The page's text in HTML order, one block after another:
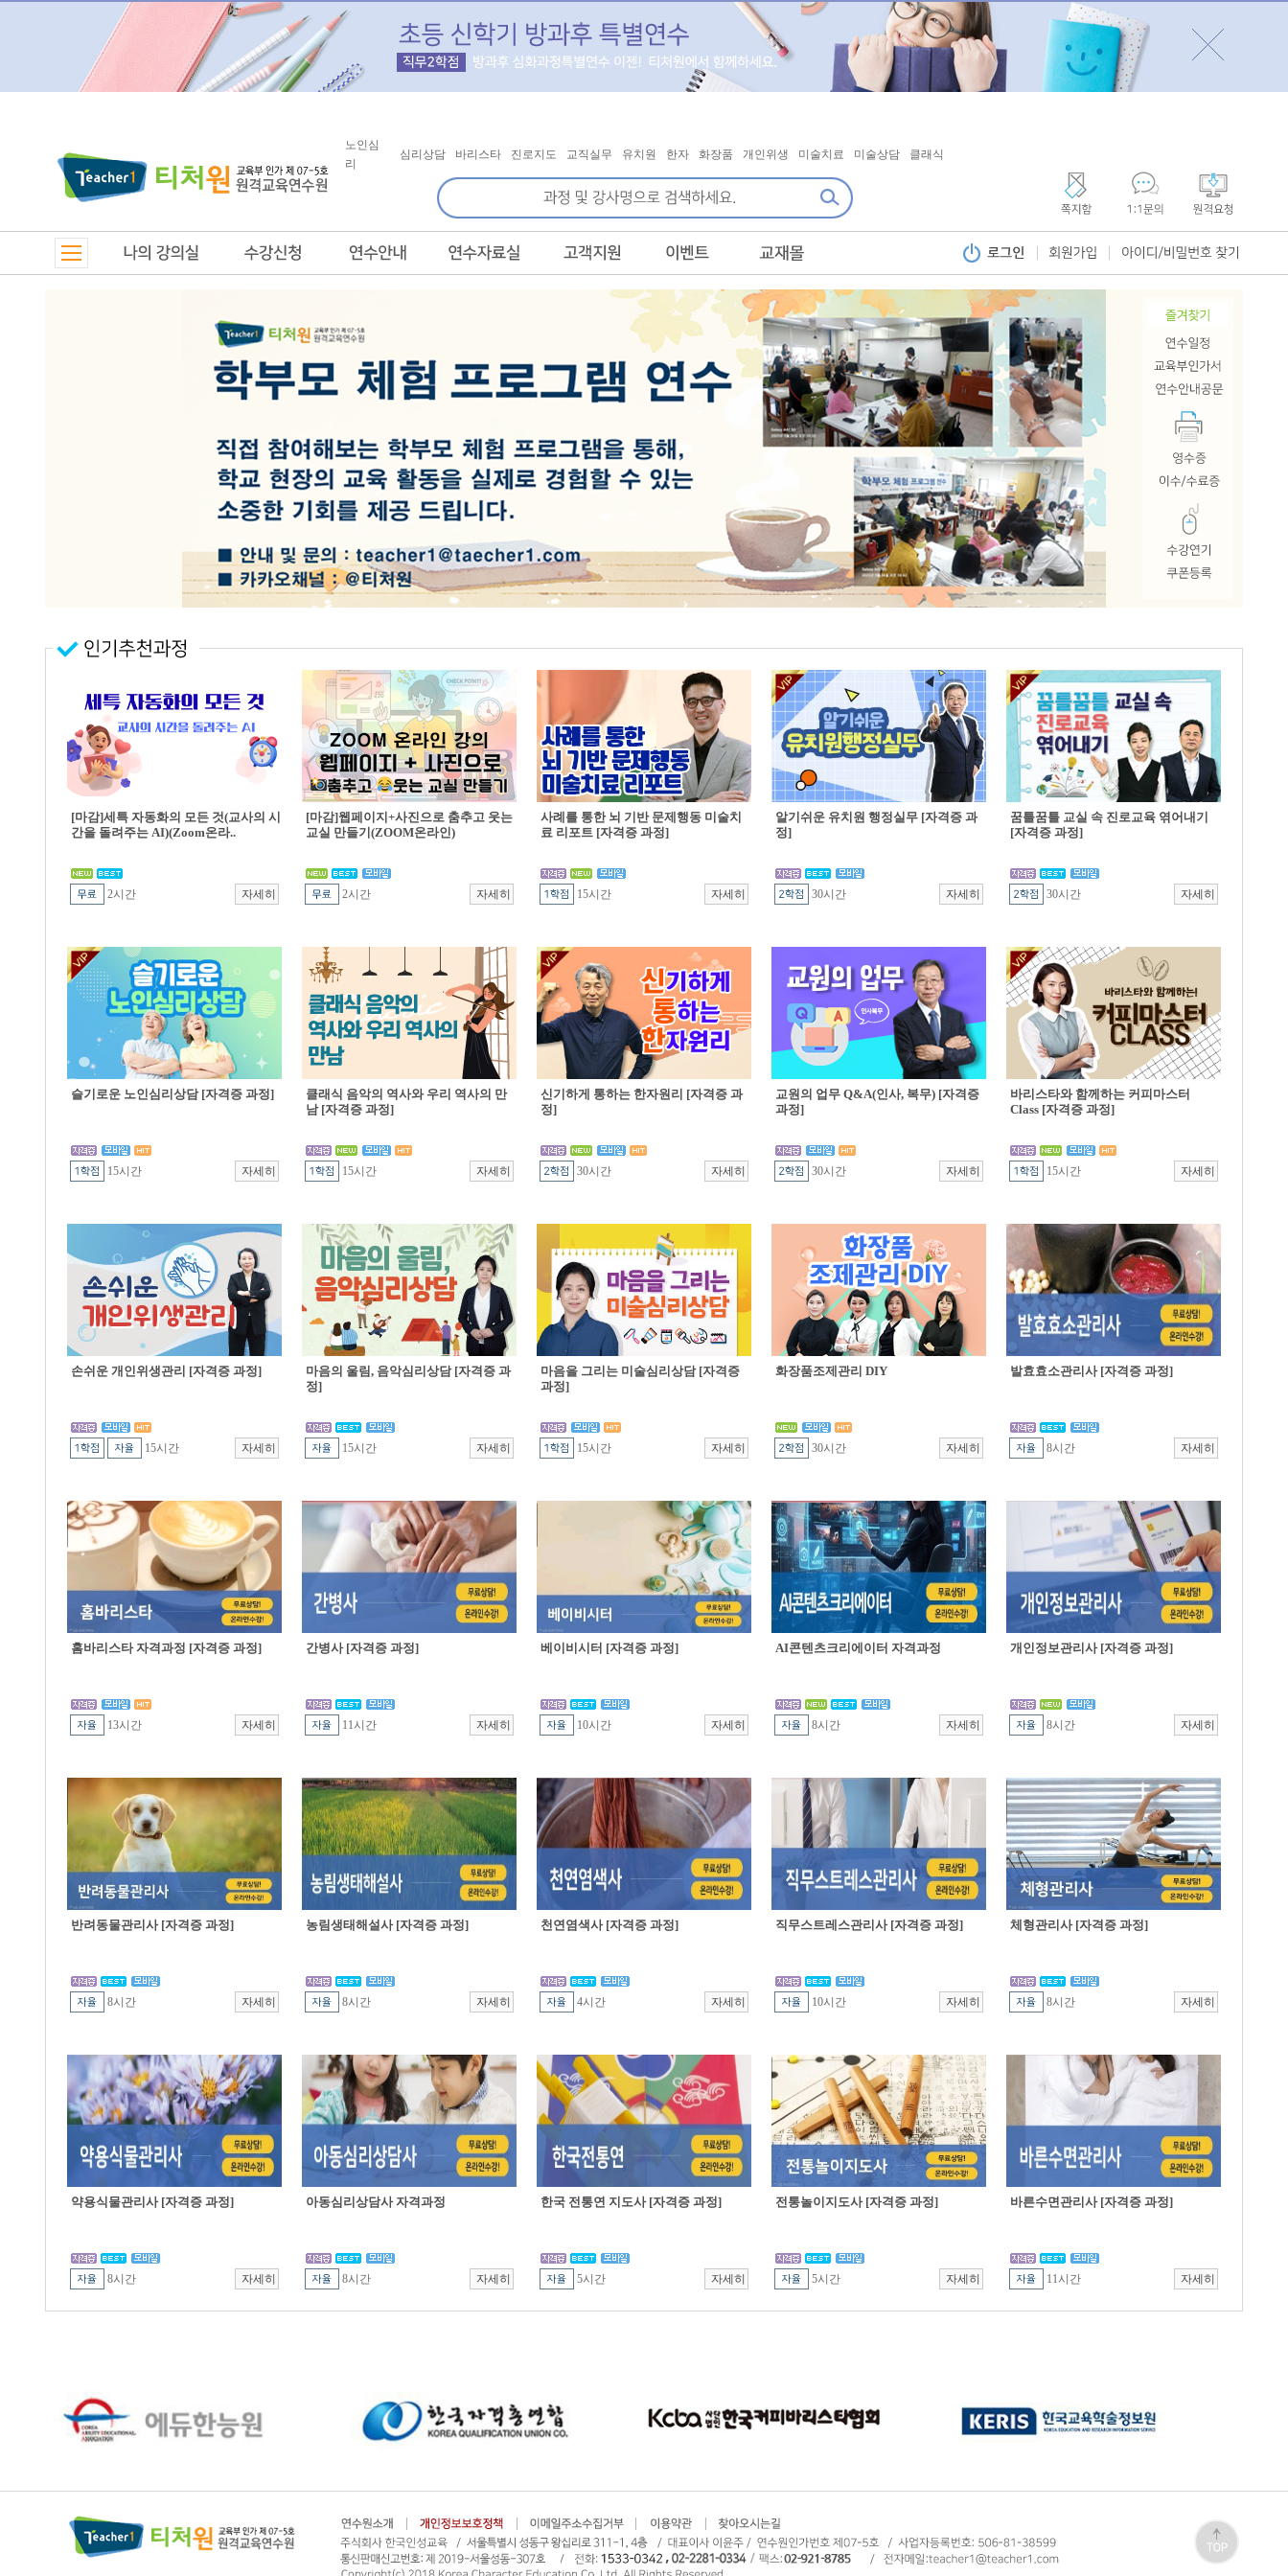
노인심
리
심리상담 바리스타 진로지도 교직실무 유치원 한자 화장품 개인위생 미술치료 미술상담 클래식
[마감]세특 자동화의 모든 것(교사의 시
간을 돌려주는 AI)(Zoom온라..
2시간
[마감]웹페이지+사진으로 춤추고 웃는
교실 만들기(ZOOM온라인)
2시간
사례를 통한 뇌 기반 문제행동 미술치
료 리포트 [자격증 과정]
15시간
알기쉬운 유치원 행정실무 [자격증 과
정]
30시간
꿈틀꿈틀 교실 속 진로교육 엮어내기
[자격증 과정]
30시간
슬기로운 노인심리상담 [자격증 과정]
15시간
클래식 음악의 역사와 우리 역사의 만
남 [자격증 과정]
15시간
신기하게 통하는 한자원리 [자격증 과
정]
30시간
교원의 업무 Q&A(인사, 복무) [자격증
과정]
30시간
바리스타와 함께하는 커피마스터
Class [자격증 과정]
15시간
손쉬운 개인위생관리 [자격증 과정]
15시간
마음의 울림, 음악심리상담 [자격증 과
정]
15시간
마음을 그리는 미술심리상담 [자격증
과정]
15시간
화장품조제관리 DIY
30시간
발효효소관리사 [자격증 과정]
8시간
홈바리스타 자격과정 [자격증 과정]
13시간
간병사 [자격증 과정]
11시간
베이비시터 [자격증 과정]
10시간
AI콘텐츠크리에이터 자격과정
8시간
개인정보관리사 [자격증 과정]
8시간
반려동물관리사 [자격증 과정]
8시간
농림생태해설사 [자격증 과정]
8시간
천연염색사 [자격증 과정]
4시간
직무스트레스관리사 [자격증 과정]
10시간
체형관리사 [자격증 과정]
8시간
약용식물관리사 [자격증 과정]
8시간
아동심리상담사 자격과정
8시간
한국 전통연 지도사 [자격증 과정]
5시간
전통놀이지도사 [자격증 과정]
5시간
바른수면관리사 [자격증 과정]
11시간